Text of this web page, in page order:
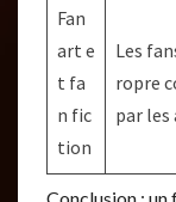
Fan
art e
t fa
n fic
tion
Les
ropre
par les